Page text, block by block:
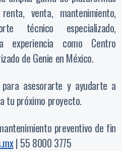
venta, mantenimiento,
técnico especializado,
experiencia como Centro
de Genie en México.
asesorarte y ayudarte a
tu próximo proyecto.
preventivo de fin
| 55 8000 3775